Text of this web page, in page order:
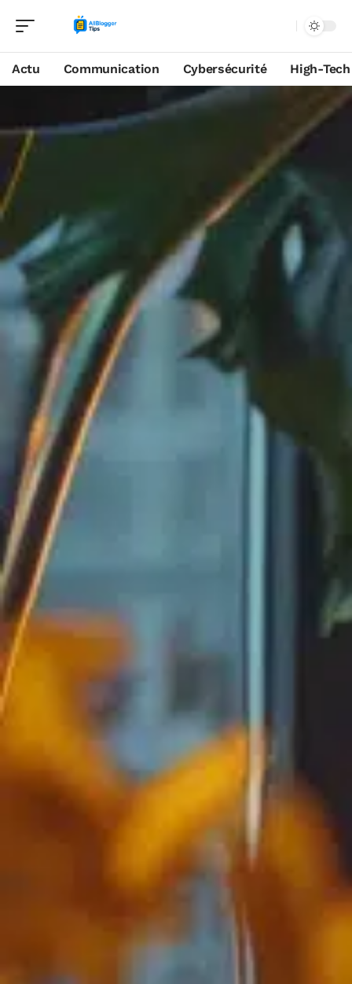
Actu Communication Cybersécurité High-Tech